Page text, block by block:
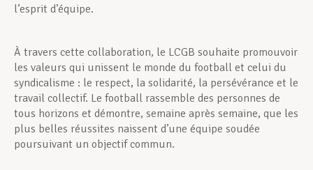
l’esprit d’équipe.
À travers cette collaboration, le LCGB souhaite promouvoir
les valeurs qui unissent le monde du football et celui du
syndicalisme : le respect, la solidarité, la persévérance et le
travail collectif. Le football rassemble des personnes de
tous horizons et démontre, semaine après semaine, que les
plus belles réussites naissent d’une équipe soudée
poursuivant un objectif commun.